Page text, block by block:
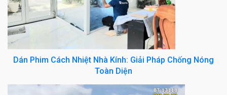
Dán Phim Cách Nhiệt Nhà Kính: Giải Pháp Chống Nóng
Toàn Diện